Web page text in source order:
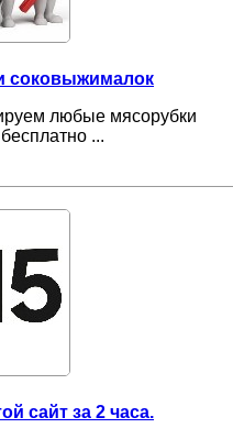
соковыжималок
любые мясорубки
...
сайт за 2 часа.